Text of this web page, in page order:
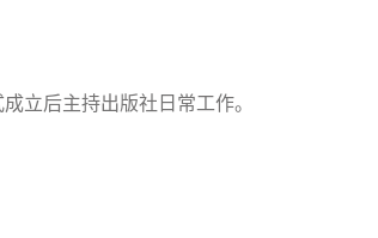
立后主持出版社日常工作。